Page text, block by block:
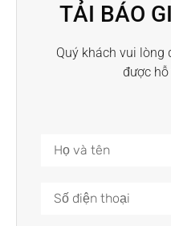
TẢI BÁO
Quý khách vui lòng
được